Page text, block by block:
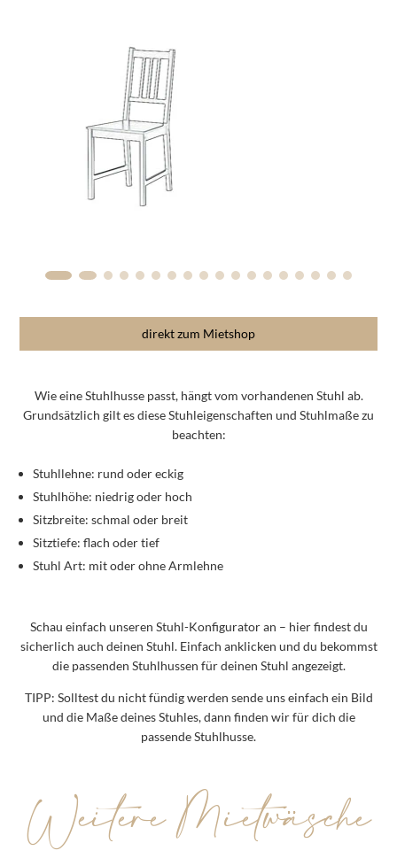
direkt zum Mietshop
Wie eine Stuhlhusse passt, hängt vom vorhandenen Stuhl ab.
Grundsätzlich gilt es diese Stuhleigenschaften und Stuhlmaße zu
beachten:
Stuhllehne: rund oder eckig
Stuhlhöhe: niedrig oder hoch
Sitzbreite: schmal oder breit
Sitztiefe: flach oder tief
Stuhl Art: mit oder ohne Armlehne
Schau einfach unseren Stuhl-Konfigurator an – hier findest du
sicherlich auch deinen Stuhl. Einfach anklicken und du bekommst
die passenden Stuhlhussen für deinen Stuhl angezeigt.
TIPP: Solltest du nicht fündig werden sende uns einfach ein Bild
und die Maße deines Stuhles, dann finden wir für dich die
passende Stuhlhusse.
Weitere Mietwäsche